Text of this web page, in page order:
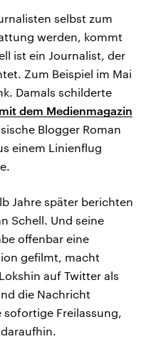
selbst zum
werden, kommt
ist ein Journalist, der
Zum Beispiel im Mai
Damals schilderte
dem Medienmagazin
Blogger Roman
einem Linienflug
Jahre später berichten
Schell. Und seine
offenbar eine
gefilmt, macht
auf Twitter als
die Nachricht
Freilassung,